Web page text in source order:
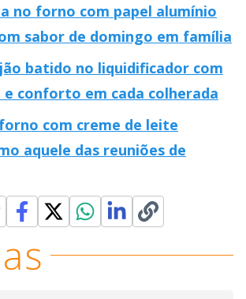
no forno com papel alumínio
sabor de domingo em família
batido no liquidificador com
e conforto em cada colherada
com creme de leite
aquele das reuniões de